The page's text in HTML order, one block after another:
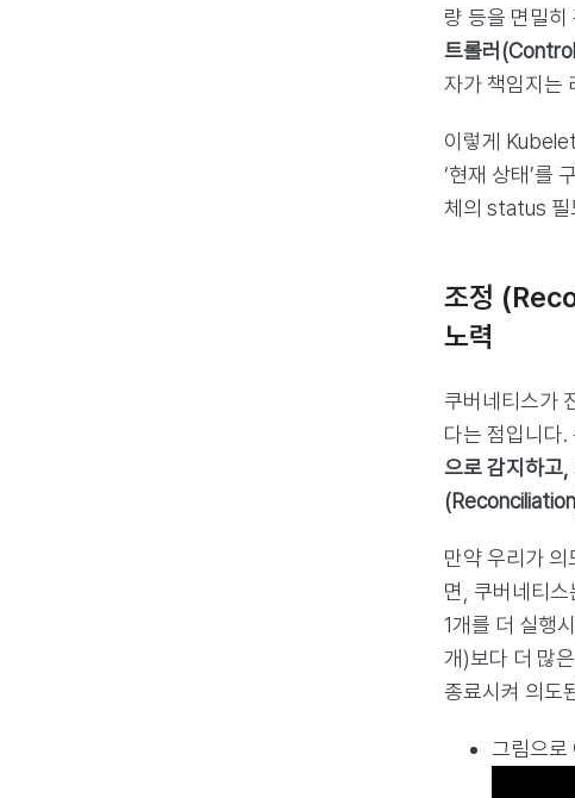
량 등을 면밀
트롤러
자가 책임지는
이렇게
‘현재 상태’를
체의 status 필
조정
노력
쿠버네티스가
다는 점입니다.
으로 감지하고,
만약 우리가 의
면, 쿠버네티
1개를 더 실행
개)보다 더 많
종료시켜 의도
그림으